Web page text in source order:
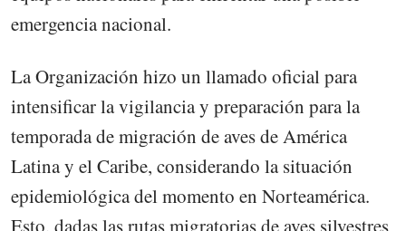
emergencia nacional.
La Organización hizo un llamado oficial para
intensificar la vigilancia y preparación para la
temporada de migración de aves de América
Latina y el Caribe, considerando la situación
epidemiológica del momento en Norteamérica.
Esto, dadas las rutas migratorias de aves silvestres